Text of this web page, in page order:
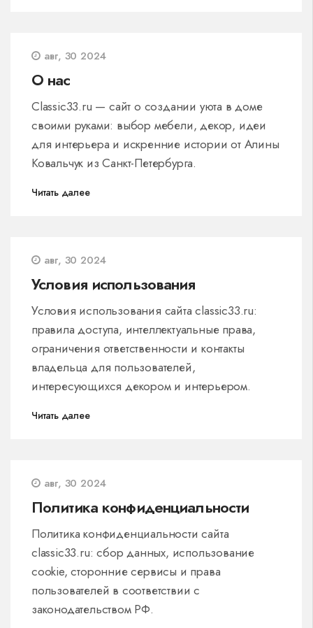
авг, 30 2024
О нас
Classic33.ru — сайт о создании уюта в доме
своими руками: выбор мебели, декор, идеи
для интерьера и искренние истории от Алины
Ковальчук из Санкт-Петербурга.
Читать далее
авг, 30 2024
Условия использования
Условия использования сайта classic33.ru:
правила доступа, интеллектуальные права,
ограничения ответственности и контакты
владельца для пользователей,
интересующихся декором и интерьером.
Читать далее
авг, 30 2024
Политика конфиденциальности
Политика конфиденциальности сайта
classic33.ru: сбор данных, использование
cookie, сторонние сервисы и права
пользователей в соответствии с
законодательством РФ.